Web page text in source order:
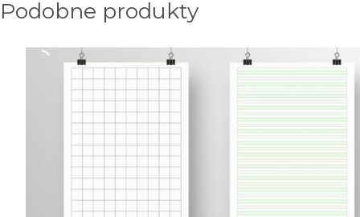
Podobne produkty